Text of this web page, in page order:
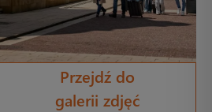
Przejdź do
galerii zdjęć